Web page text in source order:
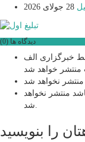
28 جولای 2026
دیدگاه ها (0)
خبرگزاری الف
منتشر نخواهد
را بنویسید